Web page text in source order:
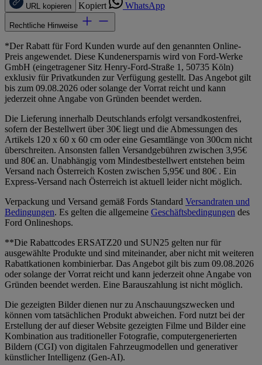
URL kopieren Kopiert WhatsApp
Rechtliche Hinweise
*Der Rabatt für Ford Kunden wurde auf den genannten Online-
Preis angewendet. Diese Kundenersparnis wird von Ford-Werke
GmbH (eingetragener Sitz Henry-Ford-Straße 1, 50735 Köln)
exklusiv für Privatkunden zur Verfügung gestellt. Das Angebot gilt
bis zum 09.08.2026 oder solange der Vorrat reicht und kann
jederzeit ohne Angabe von Gründen beendet werden.
Die Lieferung innerhalb Deutschlands erfolgt versandkostenfrei,
sofern der Bestellwert über 30€ liegt und die Abmessungen des
Artikels 120 x 60 x 60 cm oder eine Gesamtlänge von 300cm nicht
überschreiten. Ansonsten fallen Versandgebühren zwischen 3,95€
und 80€ an. Unabhängig vom Mindestbestellwert entstehen beim
Versand nach Österreich Kosten zwischen 5,95€ und 80€ . Ein
Express-Versand nach Österreich ist aktuell leider nicht möglich.
Verpackung und Versand gemäß Fords Standard Versandraten und
Bedingungen. Es gelten die allgemeine Geschäftsbedingungen des
Ford Onlineshops.
**Die Rabattcodes ERSATZ20 und SUN25 gelten nur für
ausgewählte Produkte und sind miteinander, aber nicht mit weiteren
Rabattkationen kombinierbar. Das Angebot gilt bis zum 09.08.2026
oder solange der Vorrat reicht und kann jederzeit ohne Angabe von
Gründen beendet werden. Eine Barauszahlung ist nicht möglich.
Die gezeigten Bilder dienen nur zu Anschauungszwecken und
können vom tatsächlichen Produkt abweichen. Ford nutzt bei der
Erstellung der auf dieser Website gezeigten Filme und Bilder eine
Kombination aus traditioneller Fotografie, computergenerierten
Bildern (CGI) von digitalen Fahrzeugmodellen und generativer
künstlicher Intelligenz (Gen-AI).